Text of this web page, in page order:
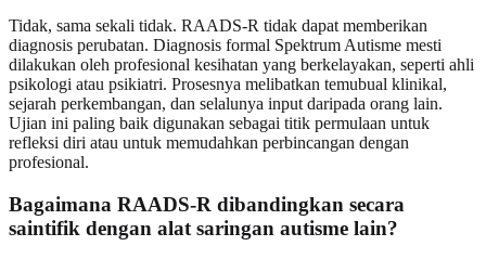
Tidak, sama sekali tidak. RAADS‑R tidak dapat memberikan
diagnosis perubatan. Diagnosis formal Spektrum Autisme mesti
dilakukan oleh profesional kesihatan yang berkelayakan, seperti ahli
psikologi atau psikiatri. Prosesnya melibatkan temubual klinikal,
sejarah perkembangan, dan selalunya input daripada orang lain.
Ujian ini paling baik digunakan sebagai titik permulaan untuk
refleksi diri atau untuk memudahkan perbincangan dengan
profesional.
Bagaimana RAADS‑R dibandingkan secara
saintifik dengan alat saringan autisme lain?